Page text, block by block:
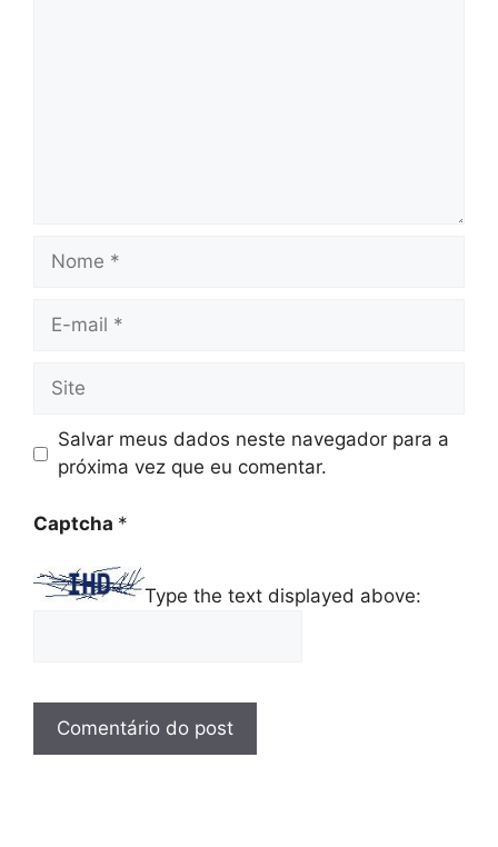
Nome
Site
Salvar meus dados neste navegador para a
próxima vez que eu comentar.
Captcha *
Type the text displayed above: